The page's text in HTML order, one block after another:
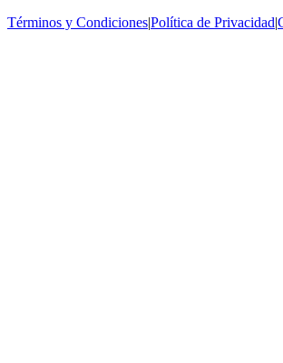
Términos y Condiciones|Política de Privacidad|